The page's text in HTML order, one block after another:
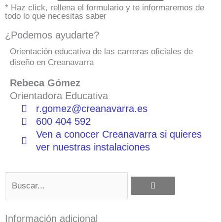
* Haz click, rellena el formulario y te informaremos de
todo lo que necesitas saber
¿Podemos ayudarte?
Orientación educativa de las carreras oficiales de
diseño en Creanavarra
Rebeca Gómez
Orientadora Educativa
r.gomez@creanavarra.es
600 404 592
Ven a conocer Creanavarra si quieres
ver nuestras instalaciones
Información adicional